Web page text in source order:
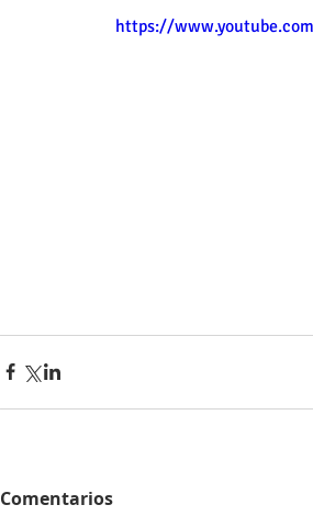
https://
Comentarios